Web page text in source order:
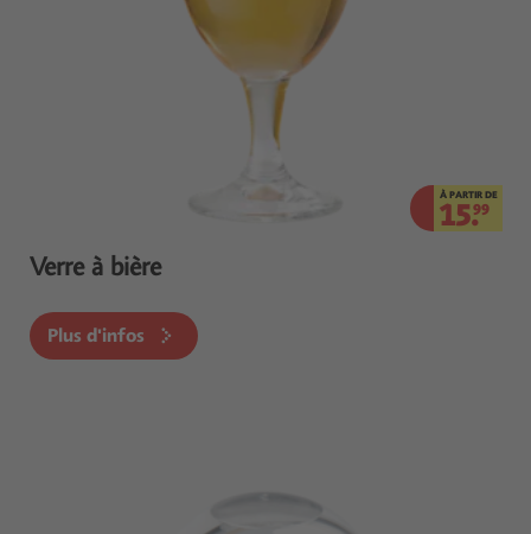
À PARTIR DE
15.99
Verre à bière
Plus d'infos